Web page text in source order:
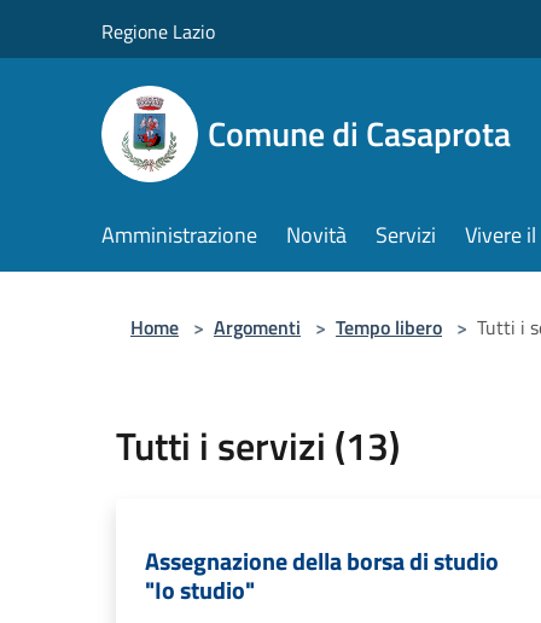
Regione Lazio
Comune di Casaprota
Amministrazione Novità Servizi Vivere
Home > Argomenti > Tempo libero > Tutti i
Tutti i servizi (13)
Assegnazione della borsa di studio
"Io studio"